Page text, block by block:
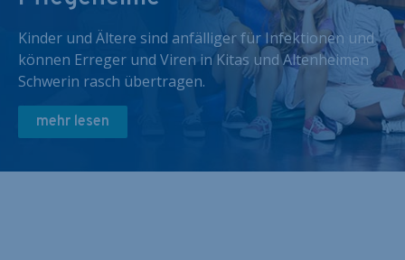
Kinder und Ältere sind anfälliger für Infektionen und
können Erreger und Viren in Kitas und Altenheimen
Schwerin rasch übertragen.
mehr lesen